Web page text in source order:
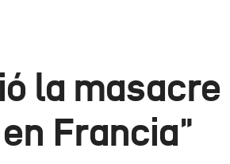
la
Francia"